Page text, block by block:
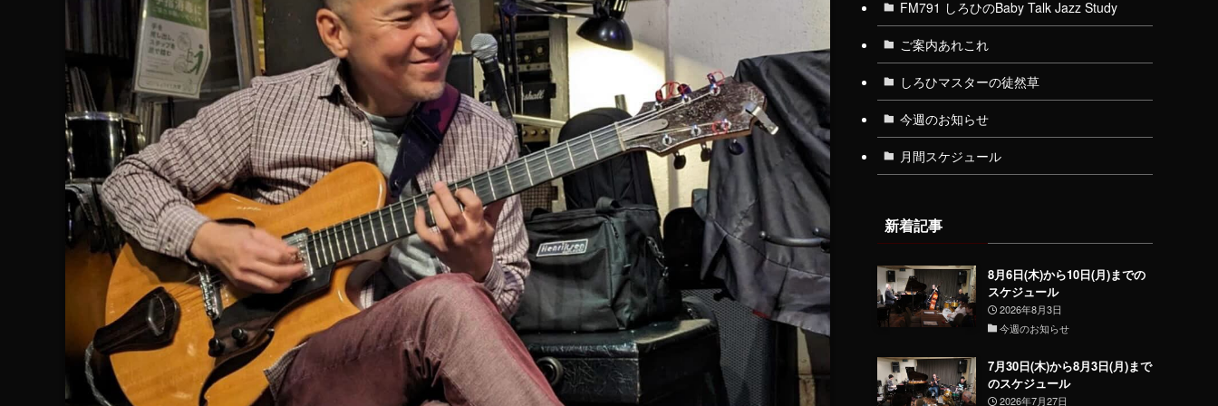
FM791 しろひのBaby Talk Jazz Study
ご案内あれこれ
しろひマスターの徒然草
今週のお知らせ
月間スケジュール
新着記事
8月6日(木)から10日(月)までの
スケジュール
2026年8月3日
今週のお知らせ
7月30日(木)から8月3日(月)まで
のスケジュール
2026年7月27日